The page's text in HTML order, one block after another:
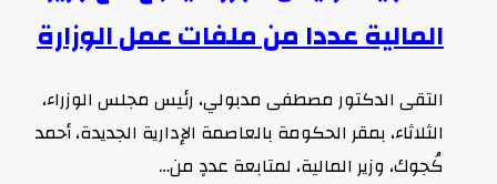
المالية عددا من ملفات عمل الوزارة
التقى الدكتور مصطفى مدبولي، رئيس مجلس الوزراء،
الثلاثاء، بمقر الحكومة بالعاصمة الإدارية الجديدة، أحمد
كُجوك، وزير المالية، لمتابعة عددٍ من…